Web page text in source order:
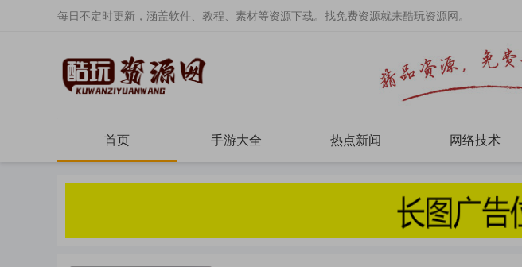
每日不定时更新，涵盖软件、教程、素材等资源下载。找免费资源就来酷玩资源网。
首页 手游大全 热点新闻 网络技术